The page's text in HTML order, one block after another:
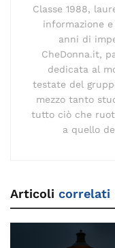
Classe 1988,
informazione
anni di
CheDonna.it,
dedicata al
testate del
mezzo tanto
tutto ciò che
a quello
Articoli correlati